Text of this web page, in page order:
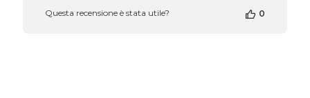
del
Questa recensione è stata utile? 0